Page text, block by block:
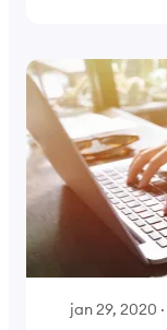
jan 29, 2020 ·